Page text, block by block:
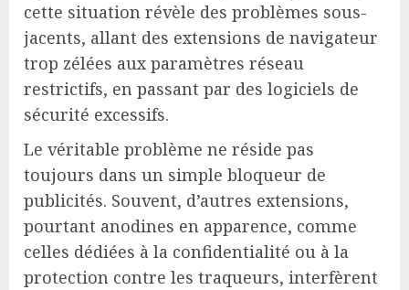
cette situation révèle des problèmes sous-
jacents, allant des extensions de navigateur
trop zélées aux paramètres réseau
restrictifs, en passant par des logiciels de
sécurité excessifs.
Le véritable problème ne réside pas
toujours dans un simple bloqueur de
publicités. Souvent, d’autres extensions,
pourtant anodines en apparence, comme
celles dédiées à la confidentialité ou à la
protection contre les traqueurs, interfèrent